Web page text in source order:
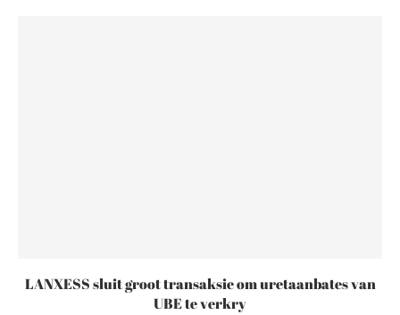
LANXESS sluit groot transaksie om uretaanbates van
UBE te verkry